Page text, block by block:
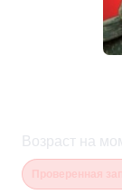
Возраст на